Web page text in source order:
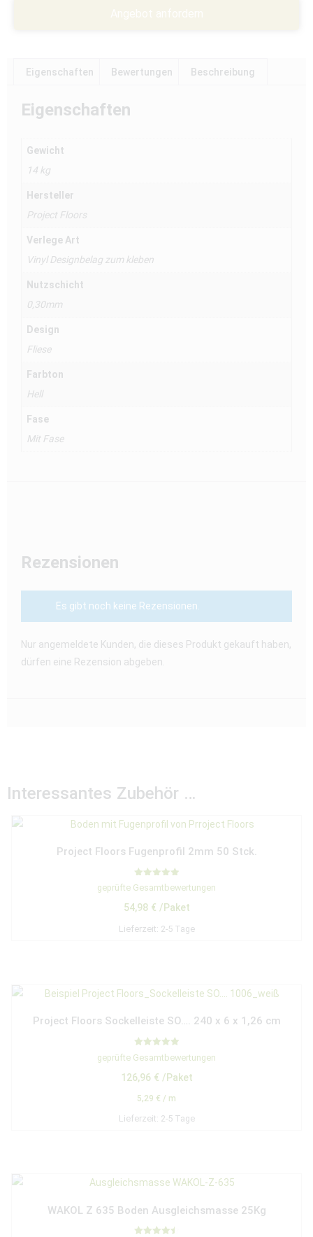
Eigenschaften Bewertungen Beschreibung
Eigenschaften
Gewicht
14 kg
Hersteller
Project Floors
Verlege Art
Vinyl Designbelag zum kleben
Nutzschicht
0,30mm
Design
Fliese
Farbton
Hell
Fase
Mit Fase
Rezensionen
Es gibt noch keine Rezensionen.
Nur angemeldete Kunden, die dieses Produkt gekauft haben,
dürfen eine Rezension abgeben.
Interessantes Zubehör …
Project Floors Fugenprofil 2mm 50 Stck.
Bewertet mit
5.00
geprüfte Gesamtbewertungen
54,98 € /Paket
Lieferzeit: 2-5 Tage
Project Floors Sockelleiste SO…. 240 x 6 x 1,26 cm
Bewertet mit
5.00
geprüfte Gesamtbewertungen
126,96 € /Paket
5,29 € / m
Lieferzeit: 2-5 Tage
WAKOL Z 635 Boden Ausgleichsmasse 25Kg